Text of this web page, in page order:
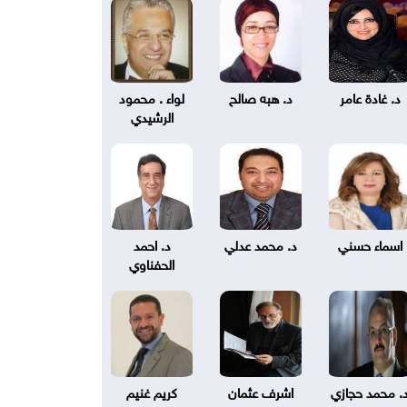
د. غادة عامر د. هبه صالح
لواء . محمود
الرشيدي
اسماء حسني د. محمد عدلي
د. احمد
الحفناوي
محمد حجازي اشرف عثمان كريم غنيم